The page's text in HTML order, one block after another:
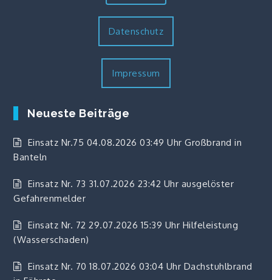
Datenschutz
Impressum
Neueste Beiträge
Einsatz Nr.75 04.08.2026 03:49 Uhr Großbrand in
Banteln
Einsatz Nr. 73 31.07.2026 23:42 Uhr ausgelöster
Gefahrenmelder
Einsatz Nr. 72 29.07.2026 15:39 Uhr Hilfeleistung
(Wasserschaden)
Einsatz Nr. 70 18.07.2026 03:04 Uhr Dachstuhlbrand